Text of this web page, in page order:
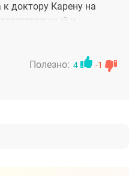
доктору Карену на
и
дело, Профессионал
Конечно, ещё рано
результате, но тем не
обезболивающие,
Полезно: 4 -1